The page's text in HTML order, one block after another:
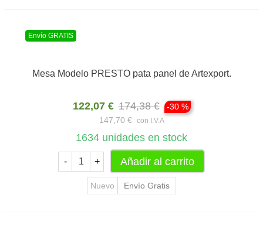
Envío GRATIS
Mesa Modelo PRESTO pata panel de Artexport.
122,07 € 174,38 €
-30 %
147,70 €
con I.V.A
1634 unidades en stock
- + Añadir al carrito
Nuevo Envío Gratis